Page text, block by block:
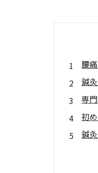
腰
鍼
専
初
鍼